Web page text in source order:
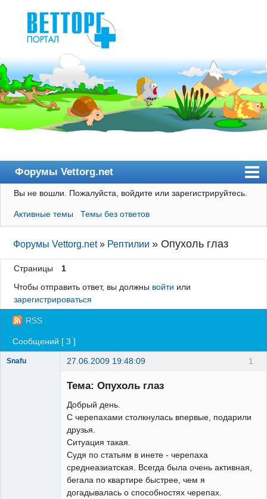
Форумы Vettorg.net
Главная
Пользователи
Правила
Поиск
Регистрация
Вход
Вы не вошли. Пожалуйста, войдите или зарегистрируйтесь.
Активные темы Темы без ответов
Форумы Vettorg.net » Рептилии »Опухоль глаз
Страницы
1
Чтобы отправить ответ, вы должны войти или
зарегистрироваться
RSS
Сообщений [ 3 ]
1
Snafu 27.06.2009 19:48:09
Зарегистрированный
Тема: Опухоль глаз
Добрый день.
С черепахами столкнулась впервые, подарили
друзья.
Ситуация такая.
Судя по статьям в инете - черепаха
среднеазиатская. Всегда была очень активная,
бегала по квартире быстрее, чем я
догадывалась о способностях черепах.